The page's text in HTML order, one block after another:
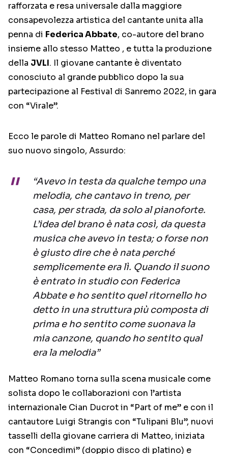
rafforzata e resa universale dalla maggiore
consapevolezza artistica del cantante unita alla
penna di Federica Abbate, co-autore del brano
insieme allo stesso Matteo , e tutta la produzione
della JVLI. Il giovane cantante è diventato
conosciuto al grande pubblico dopo la sua
partecipazione al Festival di Sanremo 2022, in gara
con “Virale”.
Ecco le parole di Matteo Romano nel parlare del
suo nuovo singolo, Assurdo:
“Avevo in testa da qualche tempo una
melodia, che cantavo in treno, per
casa, per strada, da solo al pianoforte.
L’idea del brano è nata così, da questa
musica che avevo in testa; o forse non
è giusto dire che è nata perché
semplicemente era lì. Quando il suono
è entrato in studio con Federica
Abbate e ho sentito quel ritornello ho
detto in una struttura più composta di
prima e ho sentito come suonava la
mia canzone, quando ho sentito qual
era la melodia”
Matteo Romano torna sulla scena musicale come
solista dopo le collaborazioni con l’artista
internazionale Cian Ducrot in “Part of me” e con il
cantautore Luigi Strangis con “Tulipani Blu”, nuovi
tasselli della giovane carriera di Matteo, iniziata
con “Concedimi” (doppio disco di platino) e